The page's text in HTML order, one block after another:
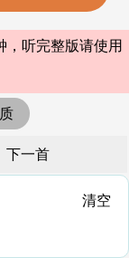
，听完整版请使用
下一首
清空